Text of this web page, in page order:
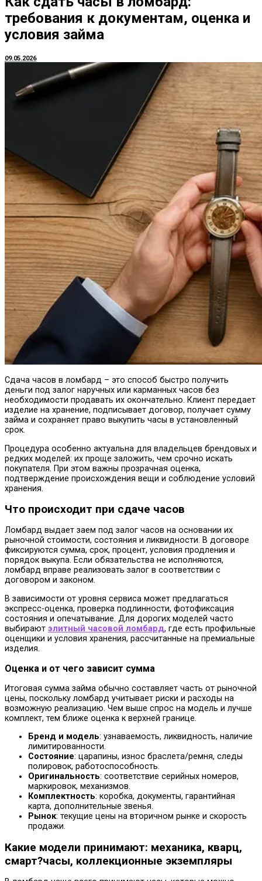
требования к документам, оценка и
условия займа
09.05.2026
Сдача часов в ломбард – это способ быстро получить
деньги под залог наручных или карманных часов без
необходимости продавать их окончательно. Клиент передает
изделие на хранение, подписывает договор, получает сумму
займа и сохраняет право выкупить часы в установленный
срок.
Процедура особенно актуальна для владельцев брендовых и
редких моделей: их проще заложить, чем срочно искать
покупателя. При этом важны прозрачная оценка,
подтверждение происхождения вещи и соблюдение условий
хранения.
Что происходит при сдаче часов
Ломбард выдает заем под залог часов на основании их
рыночной стоимости, состояния и ликвидности. В договоре
фиксируются сумма, срок, процент, условия продления и
порядок выкупа. Если обязательства не исполняются,
ломбард вправе реализовать залог в соответствии с
договором и законом.
В зависимости от уровня сервиса может предлагаться
экспресс-оценка, проверка подлинности, фотофиксация
состояния и опечатывание. Для дорогих моделей часто
выбирают элитный часовой ломбард, где есть профильные
оценщики и условия хранения, рассчитанные на премиальные
изделия.
Оценка и от чего зависит сумма
Итоговая сумма займа обычно составляет часть от рыночной
цены, поскольку ломбард учитывает риски и расходы на
возможную реализацию. Чем выше спрос на модель и лучше
комплект, тем ближе оценка к верхней границе.
Бренд и модель: узнаваемость, ликвидность, наличие
лимитированности.
Состояние: царапины, износ браслета/ремня, следы
полировок, работоспособность.
Оригинальность: соответствие серийных номеров,
маркировок, механизмов.
Комплектность: коробка, документы, гарантийная
карта, дополнительные звенья.
Рынок: текущие цены на вторичном рынке и скорость
продажи.
Какие модели принимают: механика, кварц,
смарт?часы, коллекционные экземпляры